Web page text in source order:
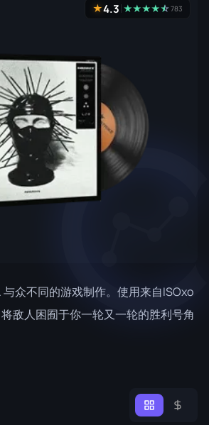
★4.3 ★★★★★
☆783
众不同的游戏制作。使用来自ISOxo
敌人困囿于你一轮又一轮的胜利号角